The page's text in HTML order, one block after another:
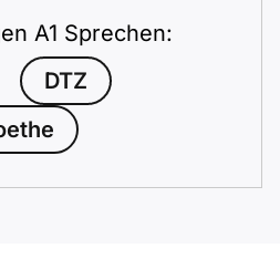
A1 Sprechen:
DTZ